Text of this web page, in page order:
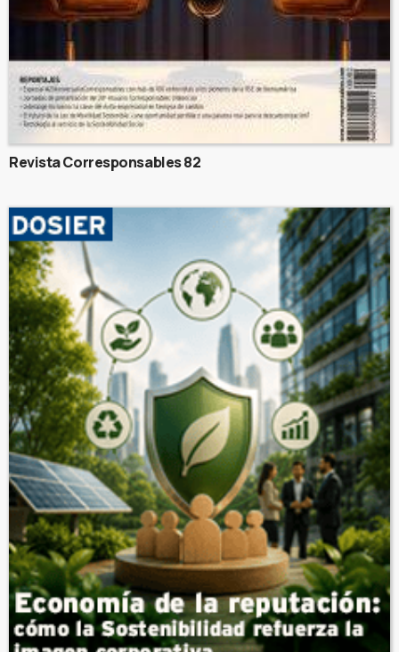
Revista Corresponsables 82